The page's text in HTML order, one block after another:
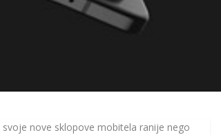
svoje nove sklopove mobitela ranije nego